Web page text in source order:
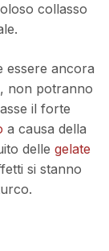
collasso
essere ancora
non potranno
il forte
a causa della
delle gelate
si stanno